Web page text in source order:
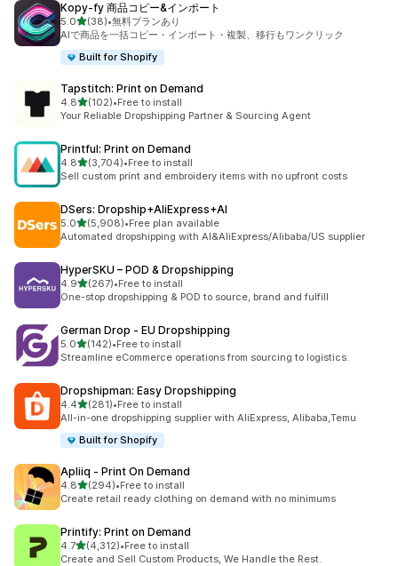
Kopy‑fy 商品コピー&インポート
5.05つ星中
(38)
合計レビュー数：38件
•無料プランあり
AIで商品を一括コピー・インポート・複製、移行もワンクリック
Built for Shopify
Tapstitch: Print on Demand
4.85つ星中
(102)
合計レビュー数：102件
•Free to install
Your Reliable Dropshipping Partner & Sourcing Agent
Printful: Print on Demand
4.85つ星中
(3,704)
合計レビュー数：3704件
•Free to install
Sell custom print and embroidery items with no upfront costs
DSers: Dropship+AliExpress+AI
5.05つ星中
(5,908)
合計レビュー数：5908件
•Free plan available
Automated dropshipping with AI&AliExpress/Alibaba/US supplier
HyperSKU – POD & Dropshipping
4.95つ星中
(267)
合計レビュー数：267件
•Free to install
One-stop dropshipping & POD to source, brand and fulfill
German Drop ‑ EU Dropshipping
5.05つ星中
(142)
合計レビュー数：142件
•Free to install
Streamline eCommerce operations from sourcing to logistics.
Dropshipman: Easy Dropshipping
4.45つ星中
(281)
合計レビュー数：281件
•Free to install
All-in-one dropshipping supplier with AliExpress, Alibaba,Temu
Built for Shopify
Apliiq ‑ Print On Demand
4.85つ星中
(294)
合計レビュー数：294件
•Free to install
Create retail ready clothing on demand with no minimums
Printify: Print on Demand
4.75つ星中
(4,312)
合計レビュー数：4312件
•Free to install
Create and Sell Custom Products, We Handle the Rest.